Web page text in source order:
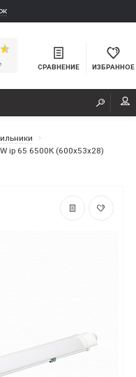
СРАВНЕНИЕ ИЗБРАННОЕ
ip 65 6500К (600x53x28)